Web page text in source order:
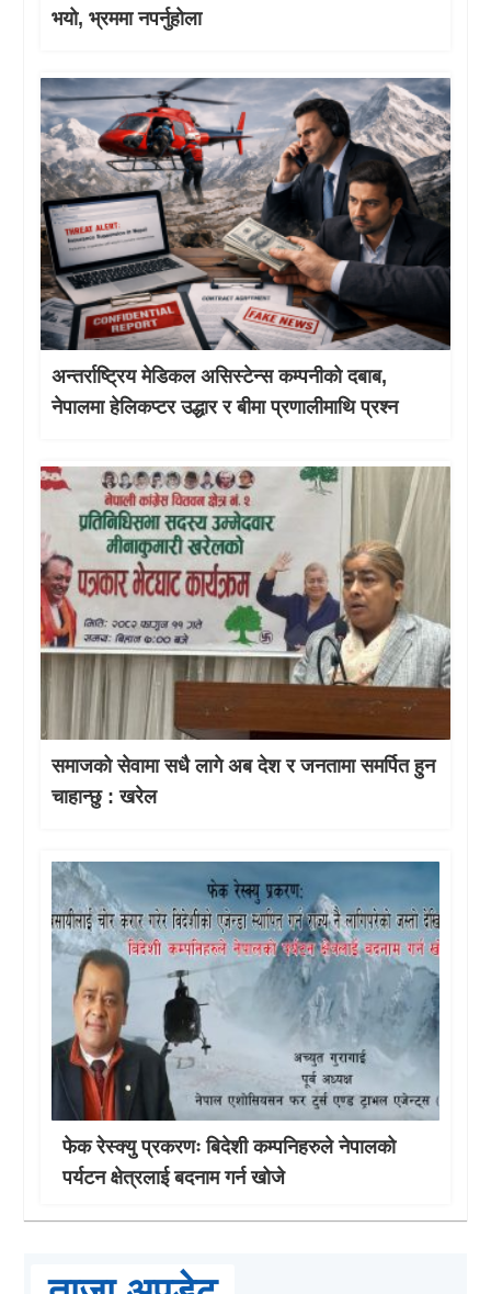
भयो, भ्रममा नपर्नुहोला
अन्तर्राष्ट्रिय मेडिकल असिस्टेन्स कम्पनीको दबाब,
नेपालमा हेलिकप्टर उद्धार र बीमा प्रणालीमाथि प्रश्न
समाजको सेवामा सधै लागे अब देश र जनतामा समर्पित हुन
चाहान्छु : खरेल
फेक रेस्क्यु प्रकरणः बिदेशी कम्पनिहरुले नेपालको
पर्यटन क्षेत्रलाई बदनाम गर्न खोजे